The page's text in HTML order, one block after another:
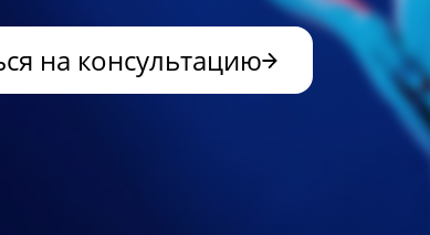
на консультацию